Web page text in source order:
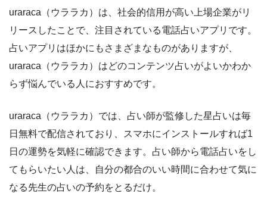
uraraca（ウララカ）は、社会的信用が高い上場企業がリ
リースしたことで、注目されている電話占いアプリです。
占いアプリはほかにもさまざまなものがありますが、
uraraca（ウララカ）はどのコンテンツ占いがよいかわか
らず悩んでいる人におすすめです。
uraraca（ウララカ）では、占い師が監修した星占いは毎
日無料で配信されており、スマホにインストールすれば1
日の運勢を気軽に確認できます。占い師から電話占いをし
てもらいたい人は、自分の都合のいい時間に合わせて気に
なる先生の占いの予約をとるだけ。